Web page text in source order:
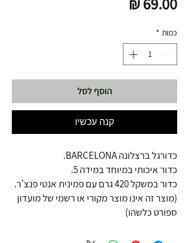
כמות *
הוסף לסל
קנה עכשיו
כדורגל ברצלונה BARCELONA.
כדור איכותי במיוחד במידה 5.
כדור במשקל 420 גרם עם פמינית אנטי פנצ’ר.
(מוצר זה אינו מוצר מקורי או רשמי של מועדון
ספורט כלשהו)